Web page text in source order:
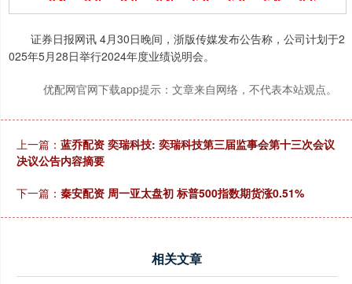
证券日报网讯 4月30日晚间，浙版传媒发布公告称，公司计划于2
025年5月28日举行2024年度业绩说明会。
优配网官网下载app提示：文章来自网络，不代表本站观点。
上一篇： 蓝乔配资 奕瑞科技: 奕瑞科技第三届监事会第十三次会议
决议公告内容摘要
下一篇： 秦安配资 周一亚太盘初 标普500指数期货涨0.51%
相关文章